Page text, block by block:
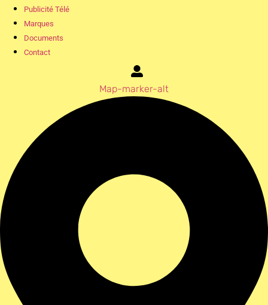
Publicité Télé
Marques
Documents
Contact
Map-marker-alt